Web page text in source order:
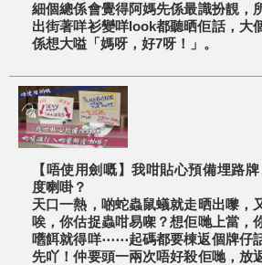
細個總係會覺得阿媽先係最識扮靚，
出街著咩衫變咩look都聽晒佢話，大
係想大嗌「媽呀，好7呀！」。
【唔使用劍嘅】我咁貼心預備埋路
度喇啩？
天口一熱，啲蛇蟲鼠蟻就走晒出嚟，
唉，你估捉蟲咁易㗎？想佢哋上當，
嚿餌就得咩⋯⋯起碼都要棟返個牌仔
先吖！仲要頭一兩次唔好殺佢哋，放